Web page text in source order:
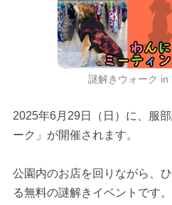
謎解きウォーク in
2025年6月29日（日）に、服
ーク」が開催されます。
公園内のお店を回りながら、
る無料の謎解きイベントです